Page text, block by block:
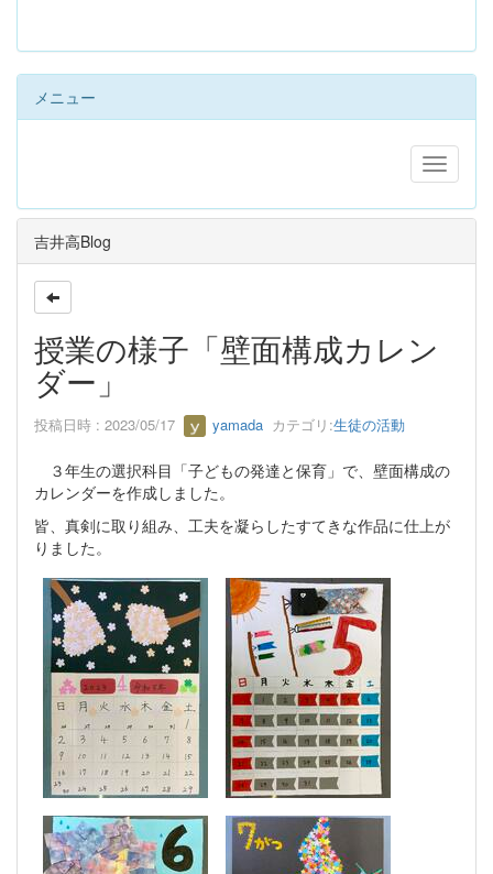
メニュー
吉井高Blog
授業の様子「壁面構成カレン
ダー」
投稿日時 : 2023/05/17 yamada カテゴリ:生徒の活動
３年生の選択科目「子どもの発達と保育」で、壁面構成の
カレンダーを作成しました。
皆、真剣に取り組み、工夫を凝らしたすてきな作品に仕上が
りました。